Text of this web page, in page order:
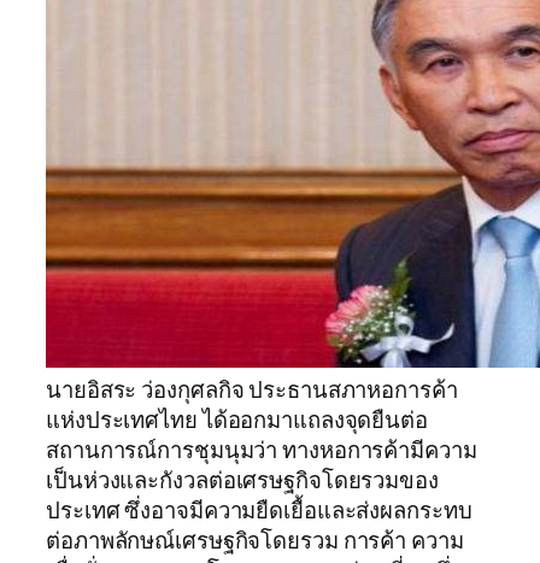
นายอิสระ ว่องกุศลกิจ ประธานสภาหอการค้า
แห่งประเทศไทย ได้ออกมาแถลงจุดยืนต่อ
สถานการณ์การชุมนุมว่า ทางหอการค้ามีความ
เป็นห่วงและกังวลต่อเศรษฐกิจโดยรวมของ
ประเทศ ซึ่งอาจมีความยืดเยื้อและส่งผลกระทบ
ต่อภาพลักษณ์เศรษฐกิจโดยรวม การค้า ความ